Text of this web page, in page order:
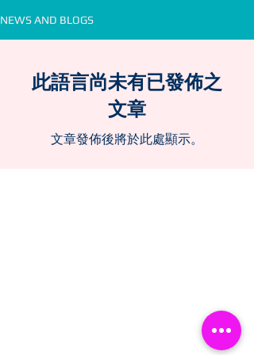
NEWS AND BLOGS
此語言尚未有已發佈之
文章
文章發佈後將於此處顯示。